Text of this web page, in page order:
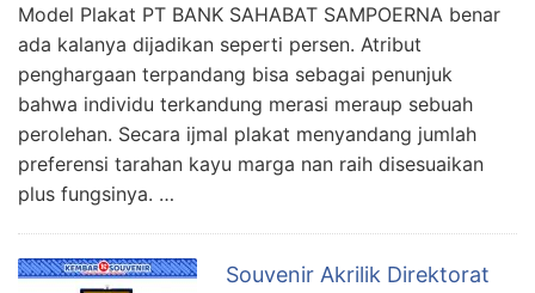
Model Plakat PT BANK SAHABAT SAMPOERNA benar
ada kalanya dijadikan seperti persen. Atribut
penghargaan terpandang bisa sebagai penunjuk
bahwa individu terkandung merasi meraup sebuah
perolehan. Secara ijmal plakat menyandang jumlah
preferensi tarahan kayu marga nan raih disesuaikan
plus fungsinya. …
Souvenir Akrilik Direktorat